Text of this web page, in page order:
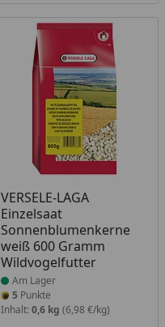
VERSELE-LAGA
Einzelsaat
Sonnenblumenkerne
weiß 600 Gramm
Wildvogelfutter
Produkt am Lager
Am Lager
5 Punkte
Inhalt: 0,6 kg (6,98 €/kg)